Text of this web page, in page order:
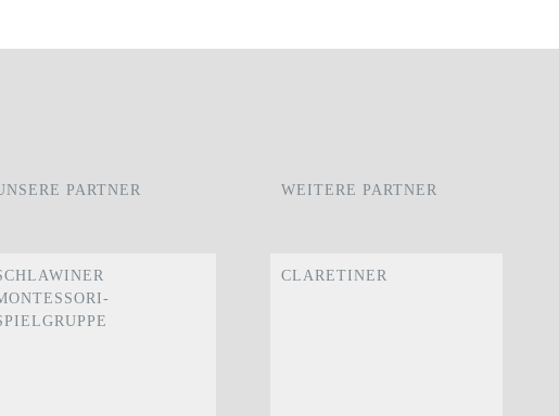
PARTNER WEITERE PARTNER
CLARETINER